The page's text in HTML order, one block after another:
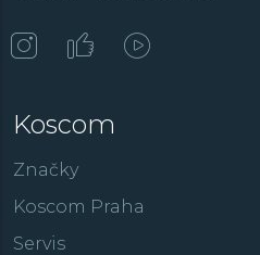
Koscom
Značky
Koscom Praha
Servis